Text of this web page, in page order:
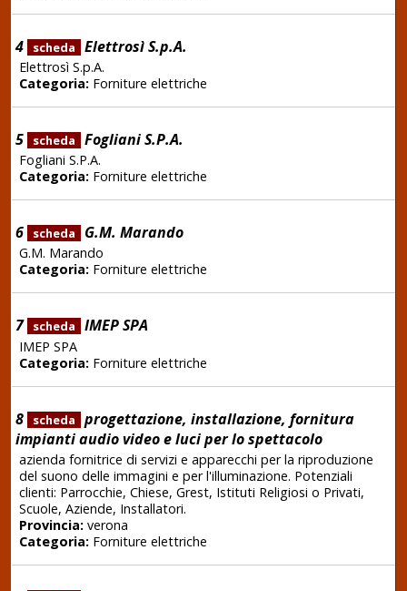
4 scheda Elettrosì S.p.A.
Elettrosì S.p.A.
Categoria:Forniture elettriche
5 scheda Fogliani S.P.A.
Fogliani S.P.A.
Categoria:Forniture elettriche
6 scheda G.M. Marando
G.M. Marando
Categoria:Forniture elettriche
7 scheda IMEP SPA
IMEP SPA
Categoria:Forniture elettriche
8 scheda
progettazione, installazione, fornitura
impianti audio video e luci per lo spettacolo
azienda fornitrice di servizi e apparecchi per la riproduzione
del suono delle immagini e per l'illuminazione. Potenziali
clienti: Parrocchie, Chiese, Grest, Istituti Religiosi o Privati,
Scuole, Aziende, Installatori.
Provincia:verona
Categoria:Forniture elettriche